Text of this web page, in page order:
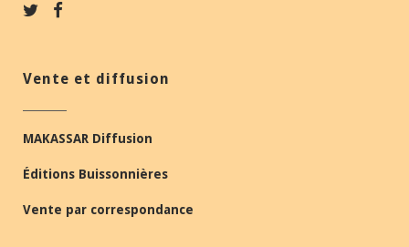
Vente et diffusion
MAKASSAR Diffusion
Éditions Buissonnières
Vente par correspondance